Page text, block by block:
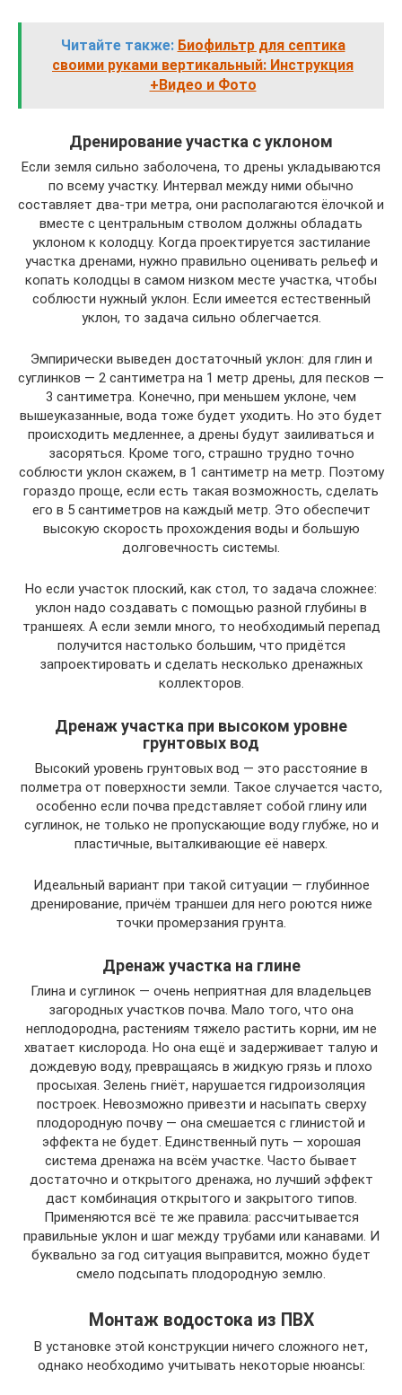
Читайте также: Биофильтр для септика
своими руками вертикальный: Инструкция
+Видео и Фото
Дренирование участка с уклоном
Если земля сильно заболочена, то дрены укладываются
по всему участку. Интервал между ними обычно
составляет два-три метра, они располагаются ёлочкой и
вместе с центральным стволом должны обладать
уклоном к колодцу. Когда проектируется застилание
участка дренами, нужно правильно оценивать рельеф и
копать колодцы в самом низком месте участка, чтобы
соблюсти нужный уклон. Если имеется естественный
уклон, то задача сильно облегчается.
Эмпирически выведен достаточный уклон: для глин и
суглинков — 2 сантиметра на 1 метр дрены, для песков —
3 сантиметра. Конечно, при меньшем уклоне, чем
вышеуказанные, вода тоже будет уходить. Но это будет
происходить медленнее, а дрены будут заиливаться и
засоряться. Кроме того, страшно трудно точно
соблюсти уклон скажем, в 1 сантиметр на метр. Поэтому
гораздо проще, если есть такая возможность, сделать
его в 5 сантиметров на каждый метр. Это обеспечит
высокую скорость прохождения воды и большую
долговечность системы.
Но если участок плоский, как стол, то задача сложнее:
уклон надо создавать с помощью разной глубины в
траншеях. А если земли много, то необходимый перепад
получится настолько большим, что придётся
запроектировать и сделать несколько дренажных
коллекторов.
Дренаж участка при высоком уровне
грунтовых вод
Высокий уровень грунтовых вод — это расстояние в
полметра от поверхности земли. Такое случается часто,
особенно если почва представляет собой глину или
суглинок, не только не пропускающие воду глубже, но и
пластичные, выталкивающие её наверх.
Идеальный вариант при такой ситуации — глубинное
дренирование, причём траншеи для него роются ниже
точки промерзания грунта.
Дренаж участка на глине
Глина и суглинок — очень неприятная для владельцев
загородных участков почва. Мало того, что она
неплодородна, растениям тяжело растить корни, им не
хватает кислорода. Но она ещё и задерживает талую и
дождевую воду, превращаясь в жидкую грязь и плохо
просыхая. Зелень гниёт, нарушается гидроизоляция
построек. Невозможно привезти и насыпать сверху
плодородную почву — она смешается с глинистой и
эффекта не будет. Единственный путь — хорошая
система дренажа на всём участке. Часто бывает
достаточно и открытого дренажа, но лучший эффект
даст комбинация открытого и закрытого типов.
Применяются всё те же правила: рассчитывается
правильные уклон и шаг между трубами или канавами. И
буквально за год ситуация выправится, можно будет
смело подсыпать плодородную землю.
Монтаж водостока из ПВХ
В установке этой конструкции ничего сложного нет,
однако необходимо учитывать некоторые нюансы: